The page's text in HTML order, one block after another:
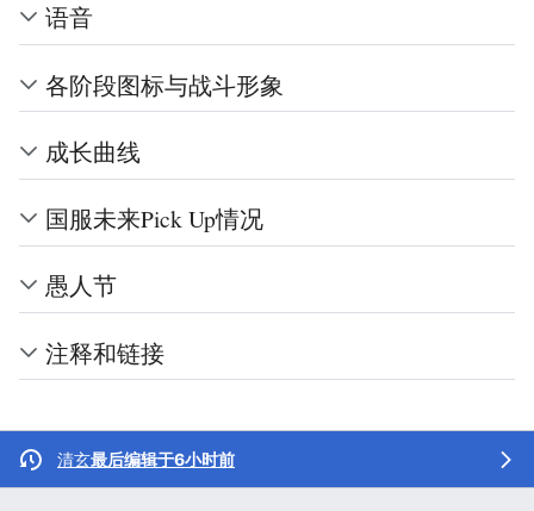
语音
各阶段图标与战斗形象
成长曲线
国服未来Pick Up情况
愚人节
注释和链接
清玄最后编辑于6小时前